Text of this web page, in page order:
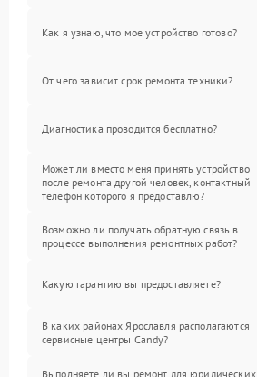
Как я узнаю, что мое устройство готово?
От чего зависит срок ремонта техники?
Диагностика проводится бесплатно?
Может ли вместо меня принять устройство
после ремонта другой человек, контактный
телефон которого я предоставлю?
Возможно ли получать обратную связь в
процессе выполнения ремонтных работ?
Какую гарантию вы предоставляете?
В каких районах Ярославля располагаются
сервисные центры Candy?
Выполняете ли вы ремонт для юридических